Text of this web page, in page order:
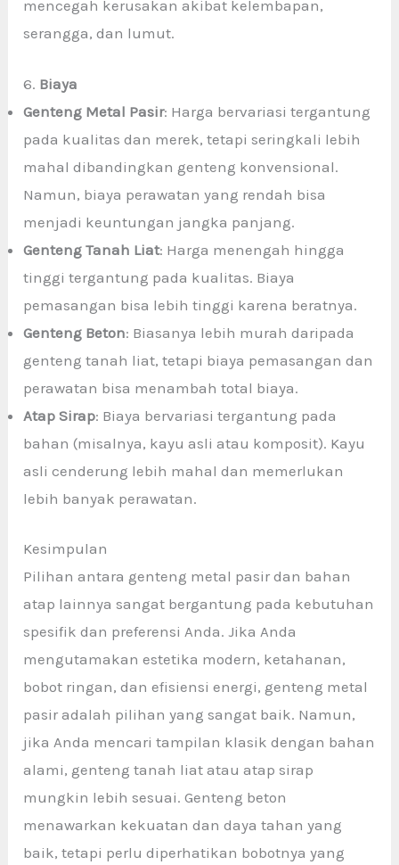
mencegah kerusakan akibat kelembapan,
serangga, dan lumut.
6. Biaya
Genteng Metal Pasir: Harga bervariasi tergantung
pada kualitas dan merek, tetapi seringkali lebih
mahal dibandingkan genteng konvensional.
Namun, biaya perawatan yang rendah bisa
menjadi keuntungan jangka panjang.
Genteng Tanah Liat: Harga menengah hingga
tinggi tergantung pada kualitas. Biaya
pemasangan bisa lebih tinggi karena beratnya.
Genteng Beton: Biasanya lebih murah daripada
genteng tanah liat, tetapi biaya pemasangan dan
perawatan bisa menambah total biaya.
Atap Sirap: Biaya bervariasi tergantung pada
bahan (misalnya, kayu asli atau komposit). Kayu
asli cenderung lebih mahal dan memerlukan
lebih banyak perawatan.
Kesimpulan
Pilihan antara genteng metal pasir dan bahan
atap lainnya sangat bergantung pada kebutuhan
spesifik dan preferensi Anda. Jika Anda
mengutamakan estetika modern, ketahanan,
bobot ringan, dan efisiensi energi, genteng metal
pasir adalah pilihan yang sangat baik. Namun,
jika Anda mencari tampilan klasik dengan bahan
alami, genteng tanah liat atau atap sirap
mungkin lebih sesuai. Genteng beton
menawarkan kekuatan dan daya tahan yang
baik, tetapi perlu diperhatikan bobotnya yang